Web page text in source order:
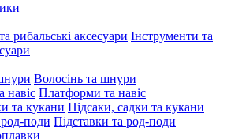
Інструменти та
Волосінь та шнури
Платформи та навіс
Підсаки, садки та кукани
Підставки та род-поди